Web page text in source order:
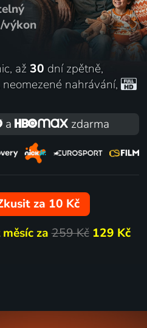
výkon
až 30 dní zpětně,
neomezené nahrávání,
a zdarma
za 10 Kč
za259 Kč 129 Kč